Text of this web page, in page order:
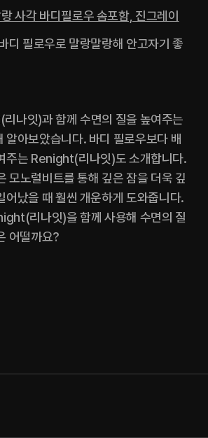
사각 바디필로우 솜포함, 진그레이
디 필로우로 말랑말랑해 안고자기 좋
나잇)과 함께 수면의 질을 높여주는
알아보았습니다. 바디 필로우보다 배
주는 Renight(리나잇)도 소개합니다.
노럴비트를 통해 깊은 잠을 더욱 깊
어났을 때 훨씬 개운하게 도와줍니다.
리나잇)을 함께 사용해 수면의 질
어떨까요?